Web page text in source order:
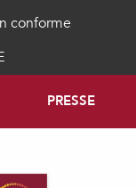
conforme
PRESSE